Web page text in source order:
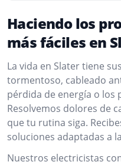
Haciendo los
más fáciles en
La vida en Slater tiene
tormentoso, cableado
pérdida de energía o los
Resolvemos dolores de
que tu rutina siga.
soluciones adaptadas a
Nuestros electricistas